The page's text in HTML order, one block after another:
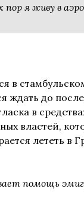
я живу в
в
ждать до
в
властей,
лететь в
помощь